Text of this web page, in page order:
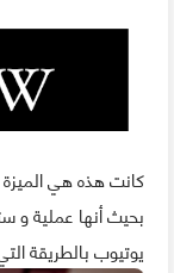
كانت هذه هي
بحيث أنها عملية و
يوتيوب بالطريقة